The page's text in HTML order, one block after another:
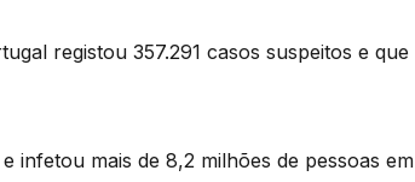
registou 357.291 casos suspeitos e que
infetou mais de 8,2 milhões de pessoas em